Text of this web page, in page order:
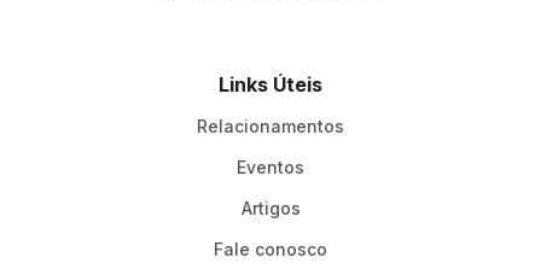
Links Úteis
Relacionamentos
Eventos
Artigos
Fale conosco